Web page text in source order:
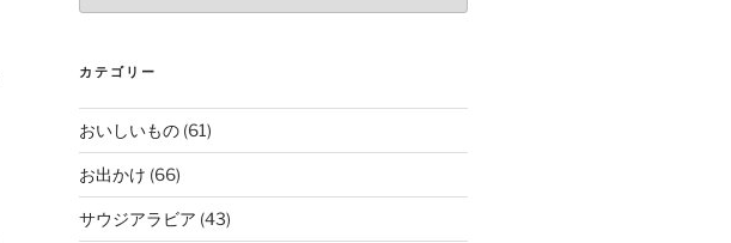
カテゴリー
おいしいもの(61)
お出かけ (66)
サウジアラビア (43)